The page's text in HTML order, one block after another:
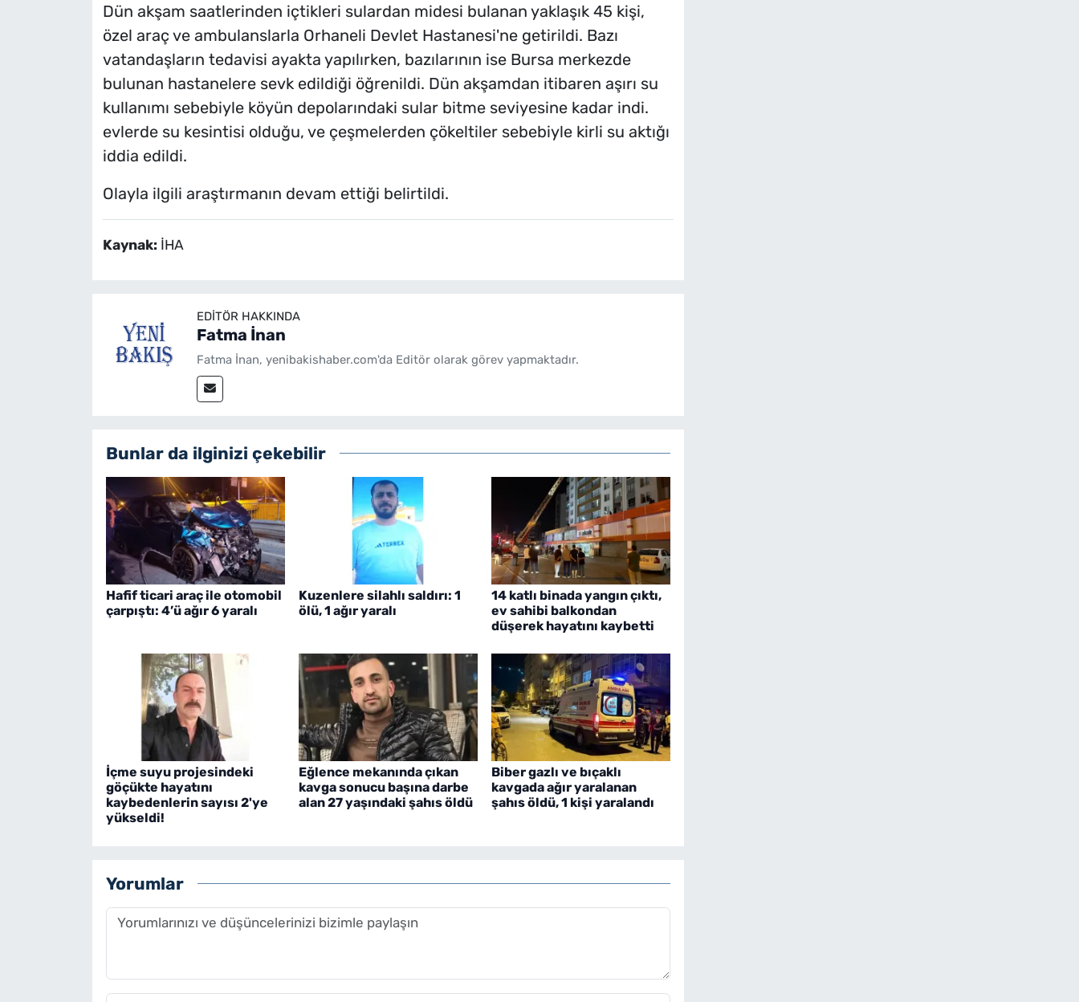
Dün akşam saatlerinden içtikleri sulardan midesi bulanan yaklaşık 45 kişi,
özel araç ve ambulanslarla Orhaneli Devlet Hastanesi'ne getirildi. Bazı
vatandaşların tedavisi ayakta yapılırken, bazılarının ise Bursa merkezde
bulunan hastanelere sevk edildiği öğrenildi. Dün akşamdan itibaren aşırı su
kullanımı sebebiyle köyün depolarındaki sular bitme seviyesine kadar indi.
evlerde su kesintisi olduğu, ve çeşmelerden çökeltiler sebebiyle kirli su aktığı
iddia edildi.
Olayla ilgili araştırmanın devam ettiği belirtildi.
Kaynak: İHA
EDITÖR HAKKINDA
Fatma İnan
Fatma İnan, yenibakishaber.com'da Editör olarak görev yapmaktadır.
Bunlar da ilginizi çekebilir
Hafif ticari araç ile otomobil
çarpıştı: 4’ü ağır 6 yaralı
Kuzenlere silahlı saldırı: 1
ölü, 1 ağır yaralı
14 katlı binada yangın çıktı,
ev sahibi balkondan
düşerek hayatını kaybetti
İçme suyu projesindeki
göçükte hayatını
kaybedenlerin sayısı 2'ye
yükseldi!
Eğlence mekanında çıkan
kavga sonucu başına darbe
alan 27 yaşındaki şahıs öldü
Biber gazlı ve bıçaklı
kavgada ağır yaralanan
şahıs öldü, 1 kişi yaralandı
Yorumlar